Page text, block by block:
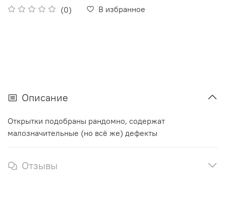
(0) В избранное
Описание
Открытки подобраны рандомно, содержат
малозначительные (но всё же) дефекты
Отзывы